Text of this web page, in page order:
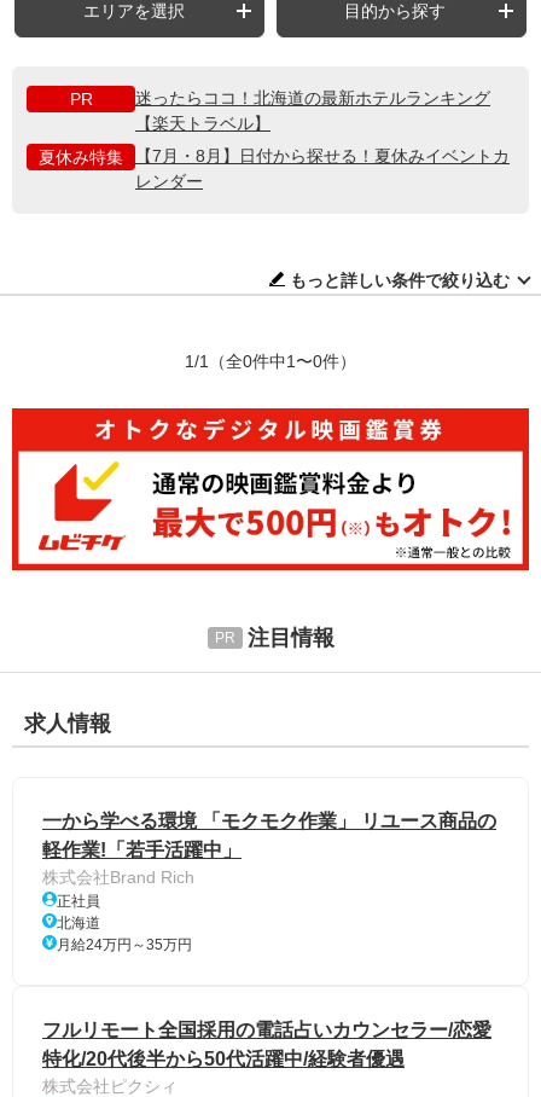
エリアを選択 目的から探す
PR
迷ったらココ！北海道の最新ホテルランキング
【楽天トラベル】
夏休み特集
【7月・8月】日付から探せる！夏休みイベントカ
レンダー
もっと詳しい条件で絞り込む
1/1 （全0件中1〜0件）
注目情報
求人情報
一から学べる環境 「モクモク作業」 リユース商品の
軽作業!「若手活躍中」
株式会社Brand Rich
正社員
北海道
月給24万円～35万円
フルリモート全国採用の電話占いカウンセラー/恋愛
特化/20代後半から50代活躍中/経験者優遇
株式会社ピクシィ